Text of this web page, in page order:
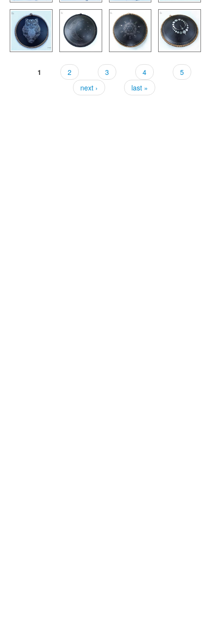
1 2 3 4
5
next ›
last »